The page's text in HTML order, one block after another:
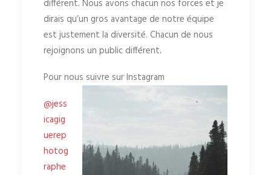
différent. Nous avons chacun nos forces et je
dirais qu’un gros avantage de notre équipe
est justement la diversité. Chacun de nous
rejoignons un public différent.
Pour nous suivre sur Instagram
@jess
icagig
uerep
hotog
raphe